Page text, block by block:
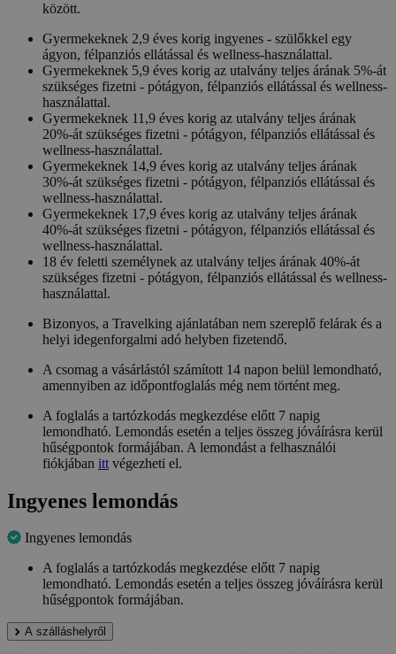
között.
Gyermekeknek 2,9 éves korig ingyenes - szülőkkel egy
ágyon, félpanziós ellátással és wellness-használattal.
Gyermekeknek 5,9 éves korig az utalvány teljes árának 5%-át
szükséges fizetni - pótágyon, félpanziós ellátással és wellness-
használattal.
Gyermekeknek 11,9 éves korig az utalvány teljes árának
20%-át szükséges fizetni - pótágyon, félpanziós ellátással és
wellness-használattal.
Gyermekeknek 14,9 éves korig az utalvány teljes árának
30%-át szükséges fizetni - pótágyon, félpanziós ellátással és
wellness-használattal.
Gyermekeknek 17,9 éves korig az utalvány teljes árának
40%-át szükséges fizetni - pótágyon, félpanziós ellátással és
wellness-használattal.
18 év feletti személynek az utalvány teljes árának 40%-át
szükséges fizetni - pótágyon, félpanziós ellátással és wellness-
használattal.
Bizonyos, a Travelking ajánlatában nem szereplő felárak és a
helyi idegenforgalmi adó helyben fizetendő.
A csomag a vásárlástól számított 14 napon belül lemondható,
amennyiben az időpontfoglalás még nem történt meg.
A foglalás a tartózkodás megkezdése előtt 7 napig
lemondható. Lemondás esetén a teljes összeg jóváírásra kerül
hűségpontok formájában. A lemondást a felhasználói
fiókjában itt végezheti el.
Ingyenes lemondás
Ingyenes lemondás
A foglalás a tartózkodás megkezdése előtt 7 napig
lemondható. Lemondás esetén a teljes összeg jóváírásra kerül
hűségpontok formájában.
A szálláshelyről